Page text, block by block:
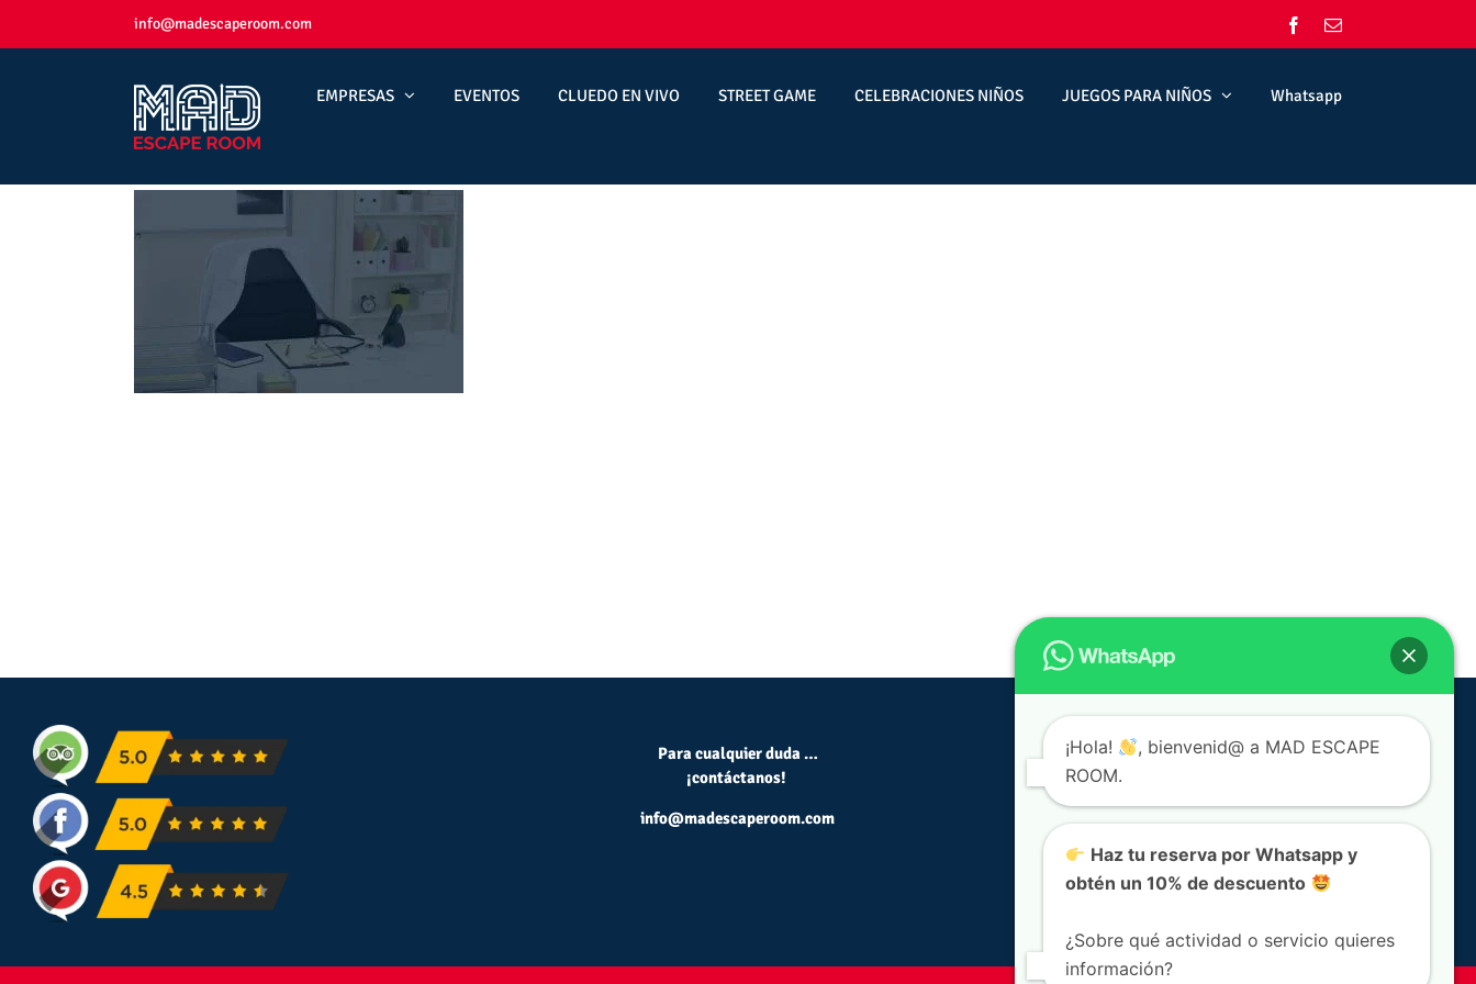
info@madescaperoom.com FacebookCorreo
EMPRESAS EVENTOS CLUEDO EN VIVO STREET GAME CELEBRACIONES NIÑOS JUEGOS PARA NIÑOS Whatsapp
Para cualquier duda …
¡contáctanos!
info@madescaperoom.com
¡Hola!
, bienvenid@ a MAD ESCAPE
ROOM.
Haz tu reserva por Whatsapp y
obtén un 10% de descuento
¿Sobre qué actividad o servicio quieres
información?